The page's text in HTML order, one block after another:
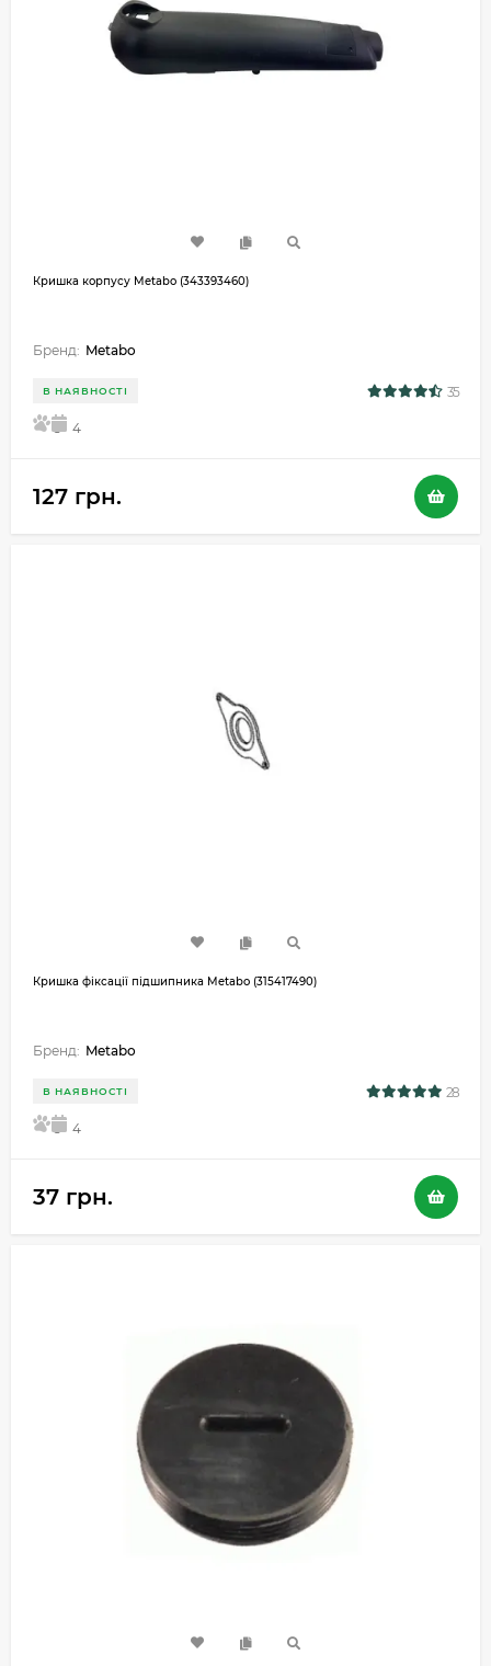
Кришка корпусу Metabo (343393460)
Бренд: Metabo
В НАЯВНОСТІ 35
5 4
127 грн.
Кришка фіксації підшипника Metabo (315417490)
Бренд: Metabo
В НАЯВНОСТІ 28
5 4
37 грн.